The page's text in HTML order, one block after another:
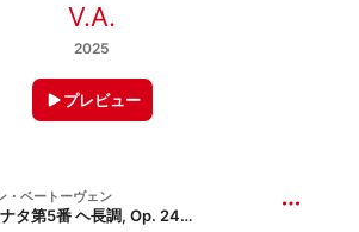
V.A.
2025
プレビュー
・ベートーヴェン
ヴァイオリン・ソナタ第5番 ヘ長調, Op. 24、“春”